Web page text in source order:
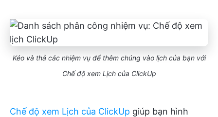
Kéo và thả các nhiệm vụ để thêm chúng vào lịch của bạn với
Chế độ xem Lịch của ClickUp
Chế độ xem Lịch của ClickUp giúp bạn hình